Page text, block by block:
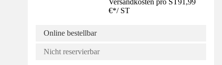
Versandkosten pro ST91,99
€*/ ST
Online bestellbar
Nicht reservierbar